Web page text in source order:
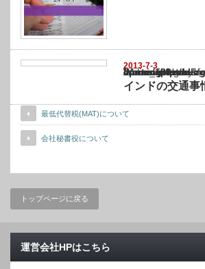
2013-7-3
Warning
: Undefined array key "show_category"
/home/netst/kuno-cpa.co.jp/
on line183
インドの交通事
最低代替税(MAT)について
会社秘書役について
トップページに戻る
運営会社HPはこちら